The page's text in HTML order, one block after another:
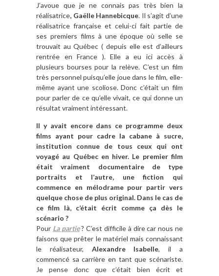
J’avoue que je ne connais pas très bien la
réalisatrice, Gaëlle Hannebicque. Il s’agit d’une
réalisatrice française et celui-ci fait partie de
ses premiers films à une époque où selle se
trouvait au Québec ( depuis elle est d’ailleurs
rentrée en France ). Elle a eu ici accès à
plusieurs bourses pour la relève. C’est un film
très personnel puisqu’elle joue dans le film, elle-
même ayant une scoliose. Donc c’était un film
pour parler de ce qu’elle vivait, ce qui donne un
résultat vraiment intéressant.
Il y avait encore dans ce programme deux
films ayant pour cadre la cabane à sucre,
institution connue de tous ceux qui ont
voyagé au Québec en hiver. Le premier film
était vraiment documentaire de type
portraits et l’autre, une fiction qui
commence en mélodrame pour partir vers
quelque chose de plus original. Dans le cas de
ce film là, c’était écrit comme ça dès le
scénario ?
Pour La partie? C’est difficile à dire car nous ne
faisons que prêter le matériel mais connaissant
le réalisateur, Alexandre Isabelle, il a
commencé sa carrière en tant que scénariste.
Je pense donc que c’était bien écrit et